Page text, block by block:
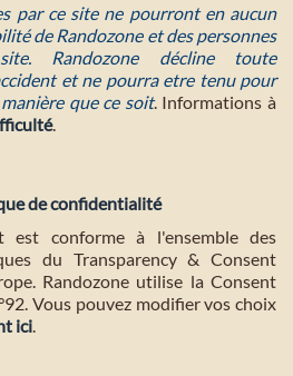
par ce site ne pourront en aucun
de Randozone et des personnes
Randozone décline toute
et ne pourra etre tenu pour
que ce soit. Informations à
.
de confidentialité
est conforme à l'ensemble des
du Transparency & Consent
Randozone utilise la Consent
Vous pouvez modifier vos choix
ici.